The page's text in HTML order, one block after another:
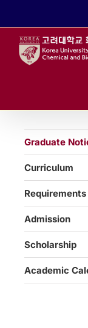
Graduate
Curriculum
Requirements
Admission
Scholarship
Academic